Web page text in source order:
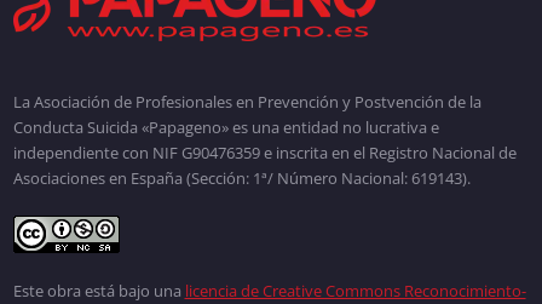
La Asociación de Profesionales en Prevención y Postvención de la
Conducta Suicida «Papageno» es una entidad no lucrativa e
independiente con NIF G90476359 e inscrita en el Registro Nacional de
Asociaciones en España (Sección: 1ª/ Número Nacional: 619143).
Este obra está bajo una licencia de Creative Commons Reconocimiento-